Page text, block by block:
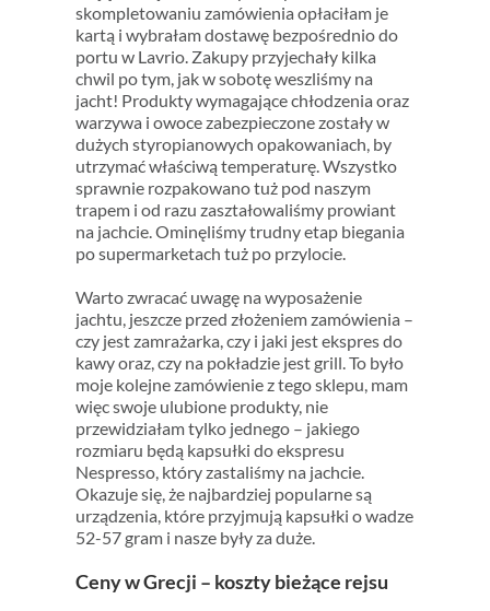
skompletowaniu zamówienia opłaciłam je
kartą i wybrałam dostawę bezpośrednio do
portu w Lavrio. Zakupy przyjechały kilka
chwil po tym, jak w sobotę weszliśmy na
jacht! Produkty wymagające chłodzenia oraz
warzywa i owoce zabezpieczone zostały w
dużych styropianowych opakowaniach, by
utrzymać właściwą temperaturę. Wszystko
sprawnie rozpakowano tuż pod naszym
trapem i od razu zaształowaliśmy prowiant
na jachcie. Ominęliśmy trudny etap biegania
po supermarketach tuż po przylocie.
Warto zwracać uwagę na wyposażenie
jachtu, jeszcze przed złożeniem zamówienia –
czy jest zamrażarka, czy i jaki jest ekspres do
kawy oraz, czy na pokładzie jest grill. To było
moje kolejne zamówienie z tego sklepu, mam
więc swoje ulubione produkty, nie
przewidziałam tylko jednego – jakiego
rozmiaru będą kapsułki do ekspresu
Nespresso, który zastaliśmy na jachcie.
Okazuje się, że najbardziej popularne są
urządzenia, które przyjmują kapsułki o wadze
52-57 gram i nasze były za duże.
Ceny w Grecji – koszty bieżące rejsu